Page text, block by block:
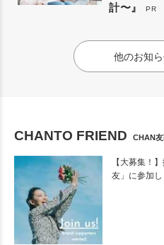
計〜』
PR
他のお知
CHANTO FRIEND CHAN
【大募集！
友」に参加し